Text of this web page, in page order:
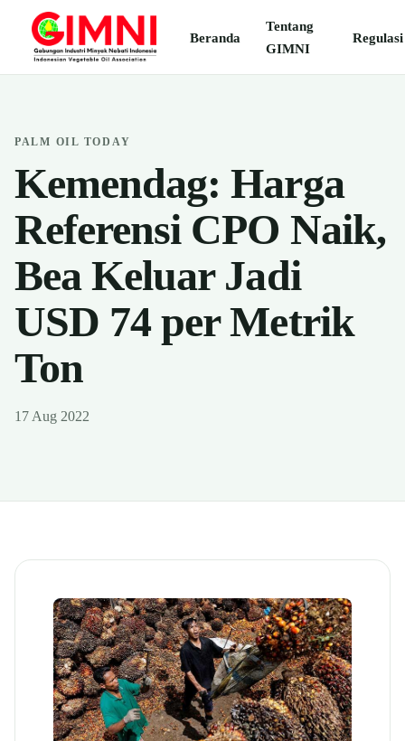
Beranda
Tentang
GIMNI
Regulasi
PALM OIL TODAY
Kemendag: Harga
Referensi CPO Naik,
Bea Keluar Jadi
USD 74 per Metrik
Ton
17 Aug 2022